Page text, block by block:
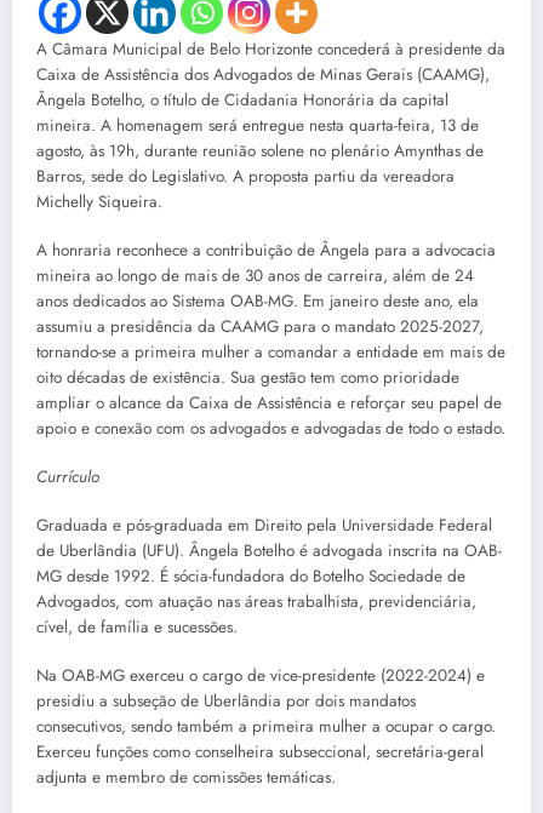
A Câmara Municipal de Belo Horizonte concederá à presidente da
Caixa de Assistência dos Advogados de Minas Gerais (CAAMG),
Ângela Botelho, o título de Cidadania Honorária da capital
mineira. A homenagem será entregue nesta quarta-feira, 13 de
agosto, às 19h, durante reunião solene no plenário Amynthas de
Barros, sede do Legislativo. A proposta partiu da vereadora
Michelly Siqueira.
A honraria reconhece a contribuição de Ângela para a advocacia
mineira ao longo de mais de 30 anos de carreira, além de 24
anos dedicados ao Sistema OAB-MG. Em janeiro deste ano, ela
assumiu a presidência da CAAMG para o mandato 2025-2027,
tornando-se a primeira mulher a comandar a entidade em mais de
oito décadas de existência. Sua gestão tem como prioridade
ampliar o alcance da Caixa de Assistência e reforçar seu papel de
apoio e conexão com os advogados e advogadas de todo o estado.
Currículo
Graduada e pós-graduada em Direito pela Universidade Federal
de Uberlândia (UFU). Ângela Botelho é advogada inscrita na OAB-
MG desde 1992. É sócia-fundadora do Botelho Sociedade de
Advogados, com atuação nas áreas trabalhista, previdenciária,
cível, de família e sucessões.
Na OAB-MG exerceu o cargo de vice-presidente (2022-2024) e
presidiu a subseção de Uberlândia por dois mandatos
consecutivos, sendo também a primeira mulher a ocupar o cargo.
Exerceu funções como conselheira subseccional, secretária-geral
adjunta e membro de comissões temáticas.